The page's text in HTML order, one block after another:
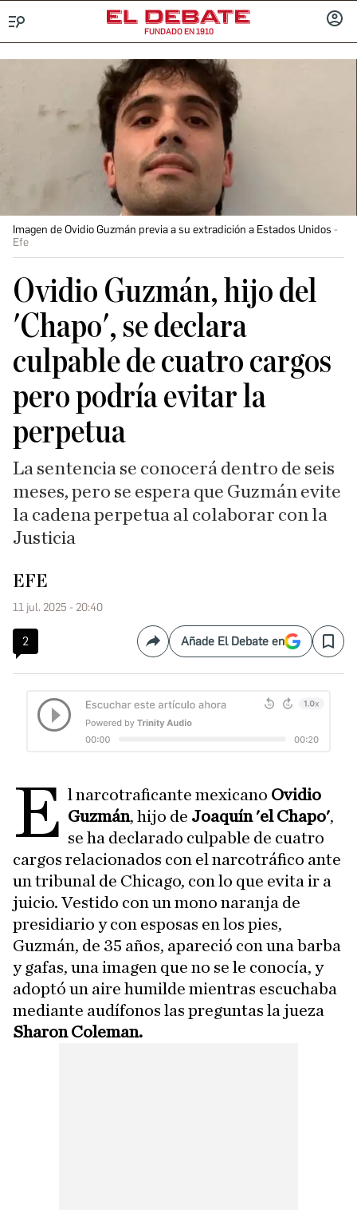
FUNDADO EN 1910
Imagen de Ovidio Guzmán previa a su extradición a Estados Unidos
Efe
Ovidio Guzmán, hijo del
'Chapo', se declara
culpable de cuatro cargos
pero podría evitar la
perpetua
La sentencia se conocerá dentro de seis
meses, pero se espera que Guzmán evite
la cadena perpetua al colaborar con la
Justicia
EFE
11 jul. 2025 - 20:40
2 CompartirAñade El Debate en Save
E l narcotraficante mexicano Ovidio
Guzmán, hijo de Joaquín 'el Chapo',
se ha declarado culpable de cuatro
cargos relacionados con el narcotráfico ante
un tribunal de Chicago, con lo que evita ir a
juicio. Vestido con un mono naranja de
presidiario y con esposas en los pies,
Guzmán, de 35 años, apareció con una barba
y gafas, una imagen que no se le conocía, y
adoptó un aire humilde mientras escuchaba
mediante audífonos las preguntas la jueza
Sharon Coleman.